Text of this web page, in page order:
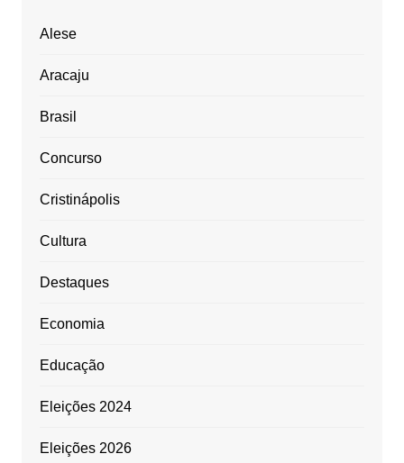
Alese
Aracaju
Brasil
Concurso
Cristinápolis
Cultura
Destaques
Economia
Educação
Eleições 2024
Eleições 2026